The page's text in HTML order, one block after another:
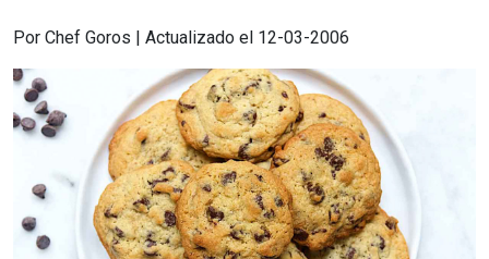
Por Chef Goros | Actualizado el 12-03-2006